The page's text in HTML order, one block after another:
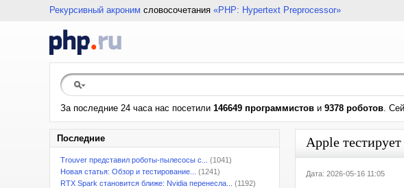
Рекурсивный акроним словосочетания «PHP: Hypertext Preprocessor»
За последние 24 часа нас посетили 146649 программистов и 9378 роботов.
Последние
Trouver представил роботы-пылесосы с...
(1041)
Новая статья: Обзор и тестирование...
(1241)
RTX Spark становится ближе: Nvidia перенесла...
(1192)
Apple
Дата: 2026-05-16 11:05